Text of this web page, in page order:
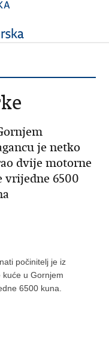
je netko
dvije motorne
vrijedne 6500
počinitelj je iz
u Gornjem
6500 kuna.